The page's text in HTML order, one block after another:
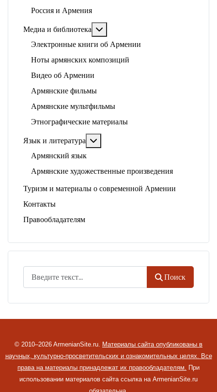
Россия и Армения
Медиа и библиотека
Электронные книги об Армении
Ноты армянских композиций
Видео об Армении
Армянские фильмы
Армянские мультфильмы
Этнографические материалы
Язык и литература
Армянский язык
Армянские художественные произведения
Туризм и материалы о современной Армении
Контакты
Правообладателям
Поиск
© 2010–2026 ArmenianSite.ru. Материалы сайта опубликованы в
научных, культурно-просветительских и ознакомительных целях. Все
права на материалы принадлежат их правообладателям. При
использовании материалов сайта ссылка на ArmenianSite.ru